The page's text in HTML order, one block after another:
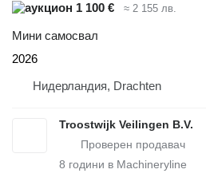
1 100 €
≈ 2 155 лв.
Мини самосвал
2026
Нидерландия, Drachten
Troostwijk Veilingen B.V.
8 години в Machineryline